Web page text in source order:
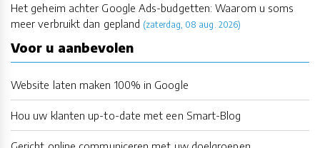
Het geheim achter Google Ads-budgetten: Waarom u soms
meer verbruikt dan gepland (zaterdag, 08 aug. 2026)
Voor u aanbevolen
Website laten maken 100% in Google
Hou uw klanten up-to-date met een Smart-Blog